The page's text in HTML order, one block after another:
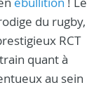
du rugby,
RCT
quant à
au sein